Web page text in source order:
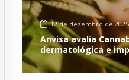
12 de dezembro de 2025
Anvisa avalia
dermatológica e